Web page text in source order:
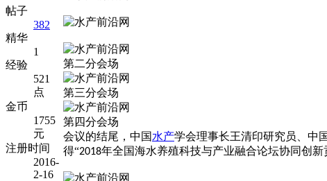
帖子
382
精华
1
经验
521
点
金币
1755
元
注册时间
2016-
2-16
第二分会场
第三分会场
第四分会场
会议的结尾，中国水产学会理事长王清印研究员、中
得“2018年全国海水养殖科技与产业融合论坛协同创新